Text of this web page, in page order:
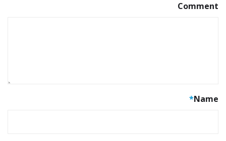
Comment
Name
*